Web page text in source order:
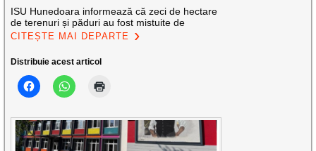
ISU Hunedoara informează că zeci de hectare
de terenuri și păduri au fost mistuite de
CITEȘTE MAI DEPARTE
Distribuie acest articol